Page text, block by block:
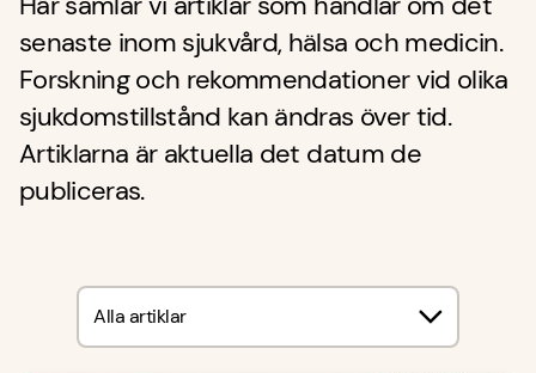
senaste inom sjukvård, hälsa och medicin.
Forskning och rekommendationer vid olika
sjukdomstillstånd kan ändras över tid.
Artiklarna är aktuella det datum de
publiceras.
Alla artiklar